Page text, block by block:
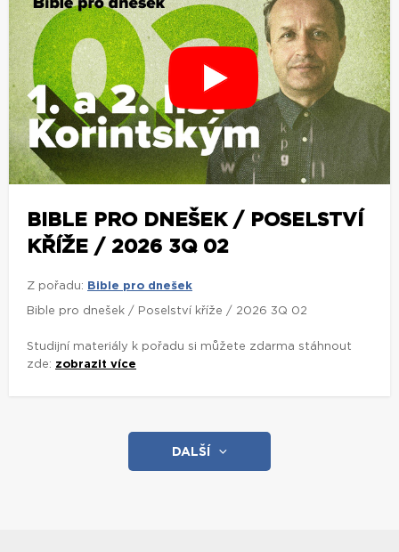
BIBLE PRO DNEŠEK / POSELSTVÍ
KŘÍŽE / 2026 3Q 02
Z pořadu: Bible pro dnešek
Bible pro dnešek / Poselství kříže / 2026 3Q 02
Studijní materiály k pořadu si můžete zdarma stáhnout
zde: zobrazit více
DALŠÍ